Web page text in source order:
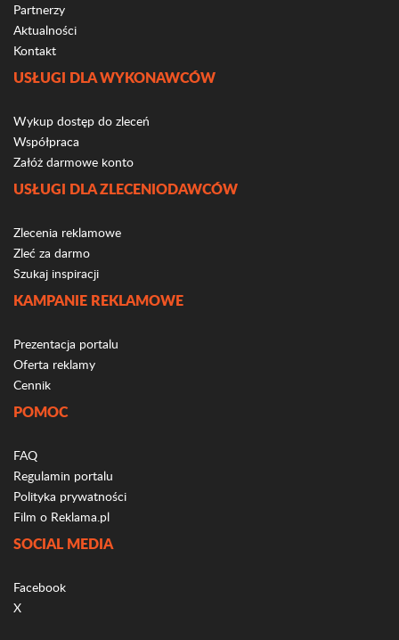
Partnerzy
Aktualności
Kontakt
USŁUGI DLA WYKONAWCÓW
Wykup dostęp do zleceń
Współpraca
Załóż darmowe konto
USŁUGI DLA ZLECENIODAWCÓW
Zlecenia reklamowe
Zleć za darmo
Szukaj inspiracji
KAMPANIE REKLAMOWE
Prezentacja portalu
Oferta reklamy
Cennik
POMOC
FAQ
Regulamin portalu
Polityka prywatności
Film o Reklama.pl
SOCIAL MEDIA
Facebook
X